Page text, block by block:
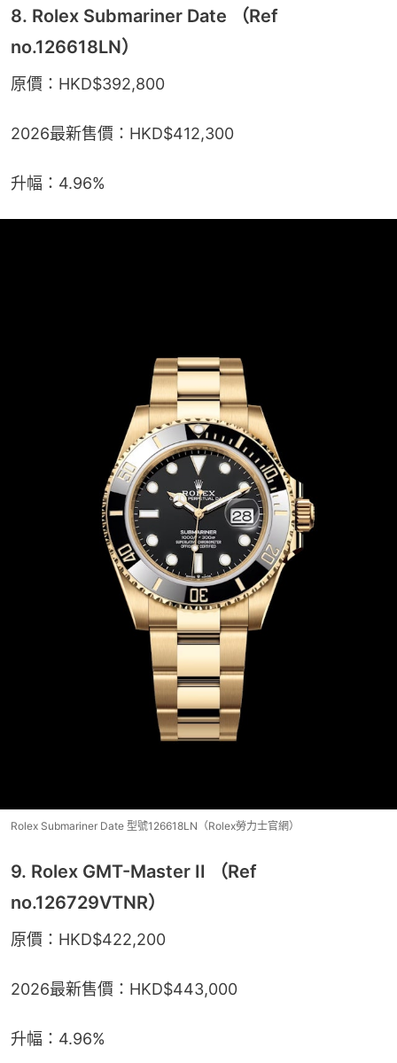
8. Rolex Submariner Date （Ref
no.126618LN）
原價：HKD$392,800
2026最新售價：HKD$412,300
升幅：4.96%
Rolex Submariner Date 型號126618LN（Rolex勞力士官網）
9. Rolex GMT-Master II （Ref
no.126729VTNR）
原價：HKD$422,200
2026最新售價：HKD$443,000
升幅：4.96%